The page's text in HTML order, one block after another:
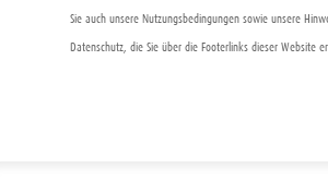
Sie auch unsere Nutzungsbedingungen sowie unsere
Datenschutz, die Sie über die Footerlinks dieser Website